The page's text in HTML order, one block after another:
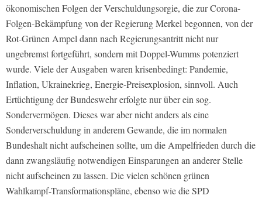
ökonomischen Folgen der Verschuldungsorgie, die zur Corona-
Folgen-Bekämpfung von der Regierung Merkel begonnen, von der
Rot-Grünen Ampel dann nach Regierungsantritt nicht nur
ungebremst fortgeführt, sondern mit Doppel-Wumms potenziert
wurde. Viele der Ausgaben waren krisenbedingt: Pandemie,
Inflation, Ukrainekrieg, Energie-Preisexplosion, sinnvoll. Auch
Ertüchtigung der Bundeswehr erfolgte nur über ein sog.
Sondervermögen. Dieses war aber nicht anders als eine
Sonderverschuldung in anderem Gewande, die im normalen
Bundeshalt nicht aufscheinen sollte, um die Ampelfrieden durch die
dann zwangsläufig notwendigen Einsparungen an anderer Stelle
nicht aufscheinen zu lassen. Die vielen schönen grünen
Wahlkampf-Transformationspläne, ebenso wie die SPD